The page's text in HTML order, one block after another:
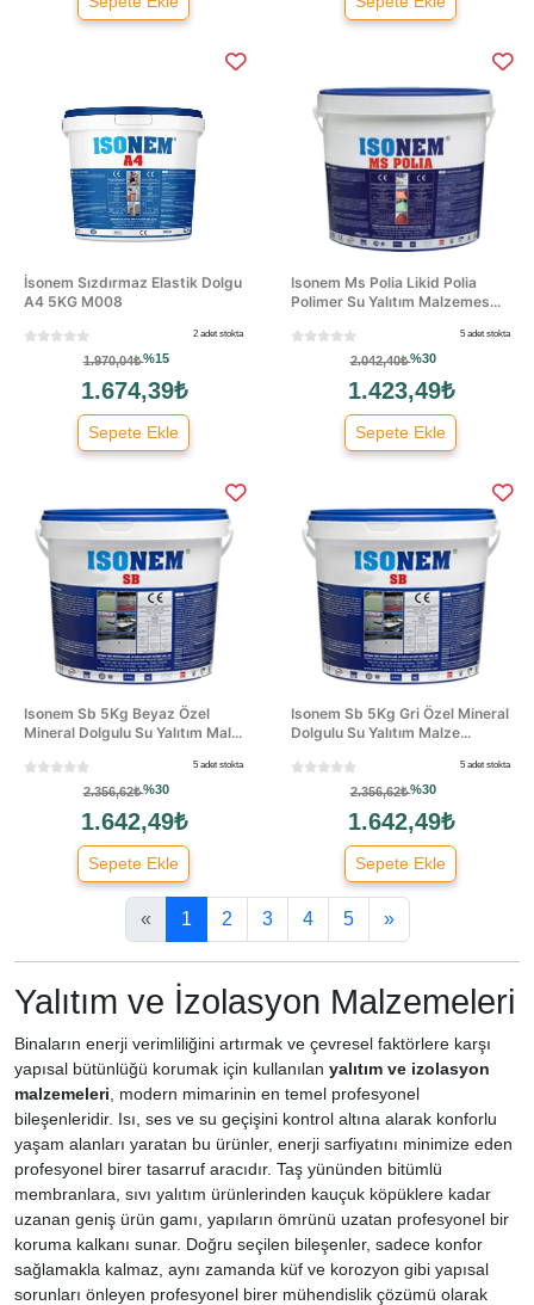
İsonem Sızdırmaz Elastik Dolgu
A4 5KG M008
2 adet stokta
1.970,04₺%15
1.674,39₺
Sepete Ekle
Isonem Ms Polia Likid Polia
Polimer Su Yalıtım Malzemes...
5 adet stokta
2.042,40₺%30
1.423,49₺
Sepete Ekle
Isonem Sb 5Kg Beyaz Özel
Mineral Dolgulu Su Yalıtım Mal...
5 adet stokta
2.356,62₺%30
1.642,49₺
Sepete Ekle
Isonem Sb 5Kg Gri Özel Mineral
Dolgulu Su Yalıtım Malze...
5 adet stokta
2.356,62₺%30
1.642,49₺
Sepete Ekle
« 1 2 3 4 5 »
Yalıtım ve İzolasyon Malzemeleri
Binaların enerji verimliliğini artırmak ve çevresel faktörlere karşı
yapısal bütünlüğü korumak için kullanılan yalıtım ve izolasyon
malzemeleri , modern mimarinin en temel profesyonel
bileşenleridir. Isı, ses ve su geçişini kontrol altına alarak konforlu
yaşam alanları yaratan bu ürünler, enerji sarfiyatını minimize eden
profesyonel birer tasarruf aracıdır. Taş yününden bitümlü
membranlara, sıvı yalıtım ürünlerinden kauçuk köpüklere kadar
uzanan geniş ürün gamı, yapıların ömrünü uzatan profesyonel bir
koruma kalkanı sunar. Doğru seçilen bileşenler, sadece konfor
sağlamakla kalmaz, aynı zamanda küf ve korozyon gibi yapısal
sorunları önleyen profesyonel birer mühendislik çözümü olarak